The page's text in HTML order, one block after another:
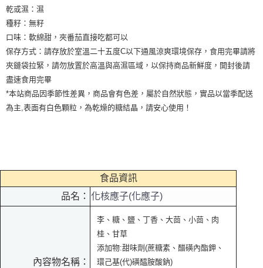
乾或濕：濕
種籽：無籽
口味：軟綿甜，夾番茄直接吃都可以
保存方式：請存放於室溫二十五度C以下通風涼爽環境保存，食用完畢請將
夾鏈袋拉緊，請勿放置於高溫與高濕區域，以保持商品新鮮度，開封後請
盡速食用完畢
*本站商品因季節性差異，商品會有色差，屬於自然狀態，實品以當季配送
為主,表面有白色顆粒，為乾燥的糖結晶，請安心使用！
食品資訊
品名： 化核應子(化應子)
內容物名稱：
李、糖、鹽、丁香、大茴、小茴、肉
桂、甘草
添加物:甜味劑(蔗糖素、醋磺內酯鉀、
環己基(代)磺醯胺酸鈉)